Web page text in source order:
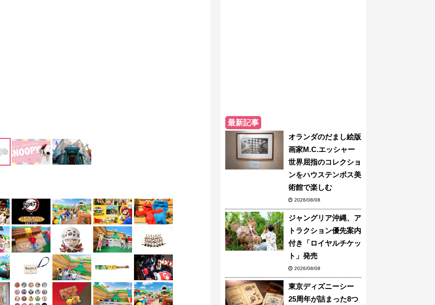
最新記事
オランダのだまし絵版
画家M.C.エッシャー
世界屈指のコレクショ
ンをハウステンボス美
術館で楽しむ
2026/08/08
ジャングリア沖縄、ア
トラクション優先案内
付き「ロイヤルチケッ
ト」発売
2026/08/08
東京ディズニーシー
25周年が詰まった8つ